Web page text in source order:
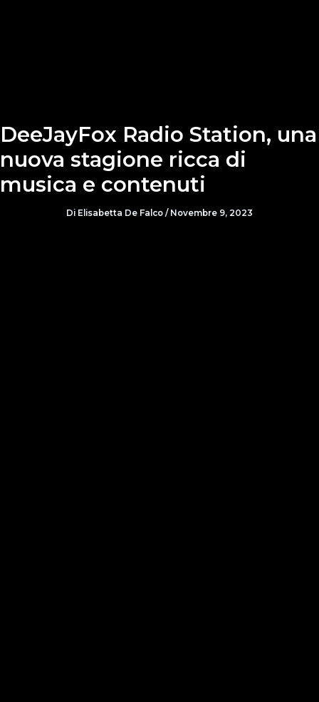
DeeJayFox Radio Station, una
nuova stagione ricca di
musica e contenuti
Di Elisabetta De Falco / Novembre 9, 2023